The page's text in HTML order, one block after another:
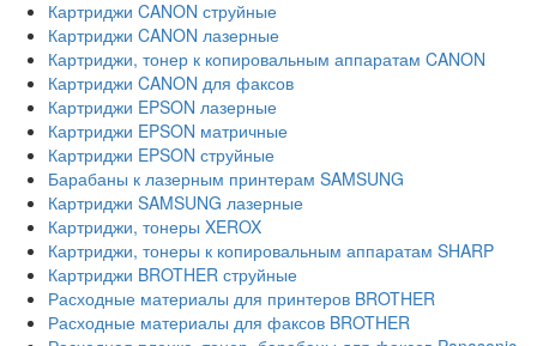
Картриджи CANON струйные
Картриджи CANON лазерные
Картриджи, тонер к копировальным аппаратам CANON
Картриджи CANON для факсов
Картриджи EPSON лазерные
Картриджи EPSON матричные
Картриджи EPSON струйные
Барабаны к лазерным принтерам SAMSUNG
Картриджи SAMSUNG лазерные
Картриджи, тонеры XEROX
Картриджи, тонеры к копировальным аппаратам SHARP
Картриджи BROTHER струйные
Расходные материалы для принтеров BROTHER
Расходные материалы для факсов BROTHER